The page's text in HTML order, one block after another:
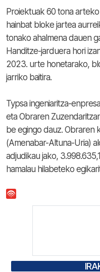
Proiektuak 60 tona
hainbat bloke jartea
tonako ahalmena dauen
Handitze-jarduera hori
2023. urte honetarako,
jarriko baitira.
Typsa ingeniaritza-
eta Obraren
be egingo dauz. Obraren
(Amenabar-Altuna-Uria)
adjudikau jako,
hamalau hilabeteko